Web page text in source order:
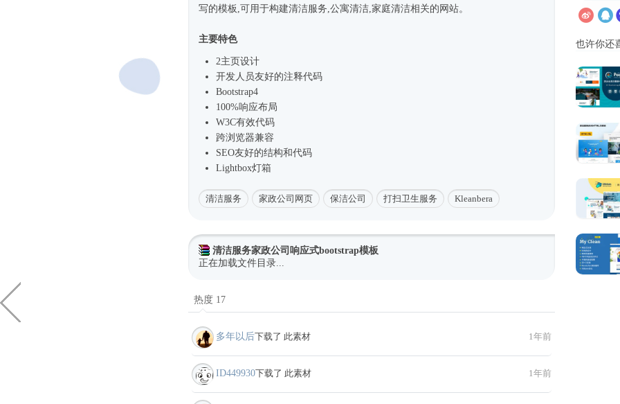
写的模板,可用于构建清洁服务,公寓清洁,家庭清洁相关的网站。
主要特色
2主页设计
开发人员友好的注释代码
Bootstrap4
100%响应布局
W3C有效代码
跨浏览器兼容
SEO友好的结构和代码
Lightbox灯箱
清洁服务 家政公司网页 保洁公司 打扫卫生服务 Kleanbera
清洁服务家政公司响应式bootstrap模板
正在加载文件目录...
热度 17
多年以后下载了 此素材 1年前
ID449930下载了 此素材 1年前
也许你还